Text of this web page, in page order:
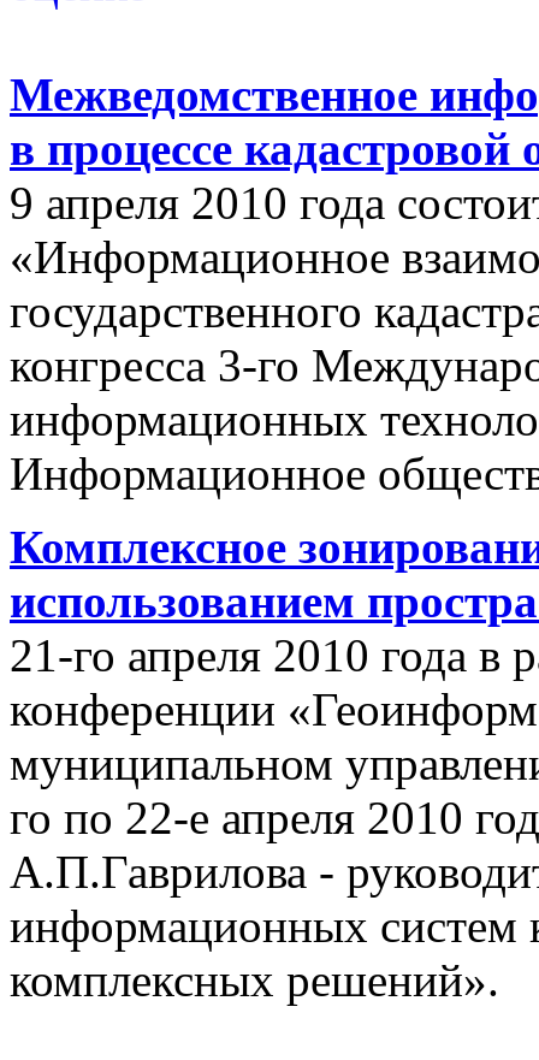
Межведомственное
в процессе
9 апреля 2010 года
«Информационное
государственного
конгресса 3-го
информационных
Информационное
Комплексное
использованием
21-го апреля 2010 года в
конференции
муниципальном
го по 22-е апреля 2010
А.П.Гаврилова -
информационных систем
комплексных решений».